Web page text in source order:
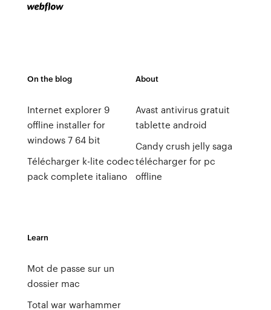
On the blog
Internet explorer 9
offline installer for
windows 7 64 bit
Télécharger k-lite codec
pack complete italiano
About
Avast antivirus gratuit
tablette android
Candy crush jelly saga
télécharger for pc
offline
Learn
Mot de passe sur un
dossier mac
Total war warhammer